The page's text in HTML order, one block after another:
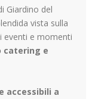
Giardino del
vista sulla
eventi e momenti
catering e
accessibili a